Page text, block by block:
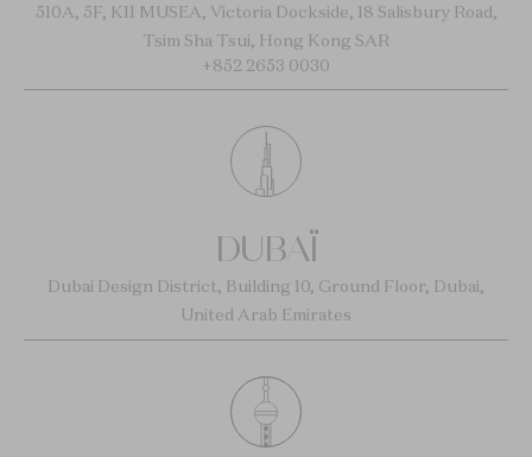
510A, 5F, K11 MUSEA, Victoria Dockside, 18 Salisbury Road,
Tsim Sha Tsui, Hong Kong SAR
+852 2653 0030
DUBAÏ
Dubai Design District, Building 10, Ground Floor, Dubai,
United Arab Emirates